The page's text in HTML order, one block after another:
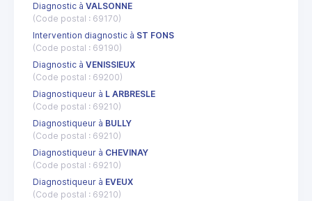
Diagnostic à VALSONNE
(Code postal : 69170)
Intervention diagnostic à ST FONS
(Code postal : 69190)
Diagnostic à VENISSIEUX
(Code postal : 69200)
Diagnostiqueur à L ARBRESLE
(Code postal : 69210)
Diagnostiqueur à BULLY
(Code postal : 69210)
Diagnostiqueur à CHEVINAY
(Code postal : 69210)
Diagnostiqueur à EVEUX
(Code postal : 69210)